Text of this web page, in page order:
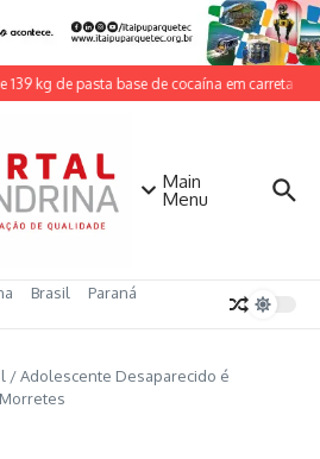
kg de pasta base de cocaína em carreta na
Main
Menu
Brasil
Paraná
/Adolescente Desaparecido é